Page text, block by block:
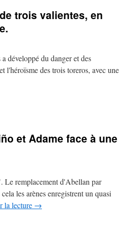
trois valientes, en
développé du danger et des
l'héroïsme des trois toreros, avec une
et Adame face à une
Le remplacement d'Abellan par
les arènes enregistrent un quasi
la lecture →